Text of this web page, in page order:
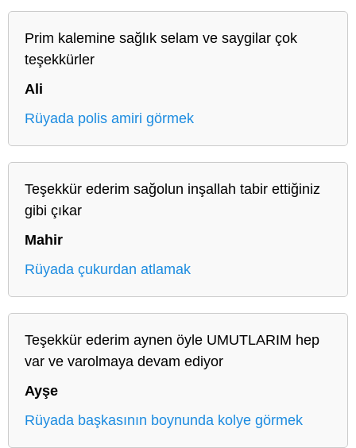
Prim kalemine sağlık selam ve saygilar çok
teşekkürler
Ali
Rüyada polis amiri görmek
Teşekkür ederim sağolun inşallah tabir ettiğiniz
gibi çıkar
Mahir
Rüyada çukurdan atlamak
Teşekkür ederim aynen öyle UMUTLARIM hep
var ve varolmaya devam ediyor
Ayşe
Rüyada başkasının boynunda kolye görmek